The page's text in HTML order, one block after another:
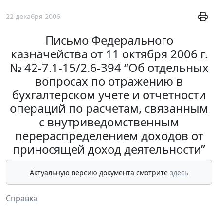
22 декабря 2006
Письмо Федерального
казначейства от 11 октября 2006 г.
№ 42-7.1-15/2.6-394 “Об отдельных
вопросах по отражению в
бухгалтерском учете и отчетности
операций по расчетам, связанным
с внутриведомственным
перераспределением доходов от
приносящей доход деятельности”
Актуальную версию документа смотрите здесь
Справка